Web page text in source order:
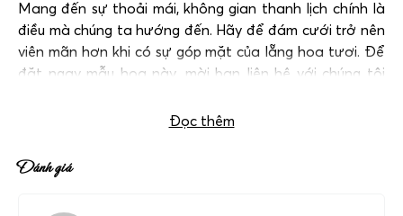
Mang đến sự thoải mái, không gian thanh lịch chính là
điều mà chúng ta hướng đến. Hãy để đám cưới trở nên
viên mãn hơn khi có sự góp mặt của lẵng hoa tươi. Để
đặt ngay mẫu hoa này, mời bạn liên hệ với chúng tôi
Đọc thêm
Đánh giá